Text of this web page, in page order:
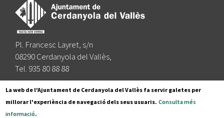
Pl. Francesc Layret, s/n
08290 Cerdanyola del Vallès,
Tel. 935 80 88 88
Segueix-nos a:
La web de l'Ajuntament de Cerdanyola del Vallès fa servir galetes per
millorar l'experiència de navegació dels seus usuaris. Consulta més
informació.